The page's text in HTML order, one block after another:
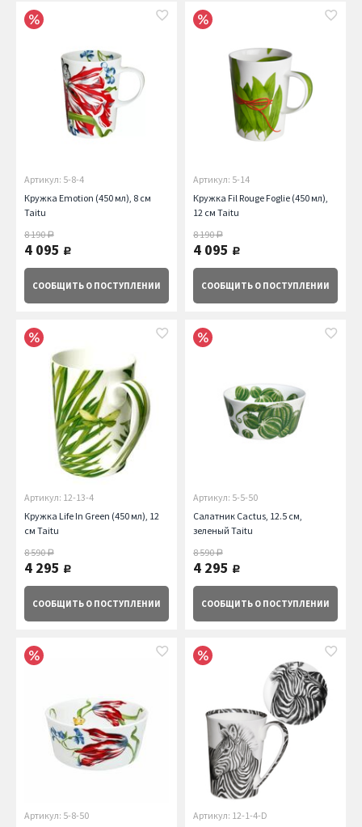
Артикул: 5-8-4
Кружка Emotion (450 мл), 8 см
Taitu
8 190руб.
4 095 руб.
СООБЩИТЬ О ПОСТУПЛЕНИИ
Артикул: 5-14
Кружка Fil Rouge Foglie (450 мл),
12 см Taitu
8 190руб.
4 095 руб.
СООБЩИТЬ О ПОСТУПЛЕНИИ
Артикул: 12-13-4
Кружка Life In Green (450 мл), 12
см Taitu
8 590руб.
4 295 руб.
СООБЩИТЬ О ПОСТУПЛЕНИИ
Артикул: 5-5-50
Салатник Cactus, 12.5 см,
зеленый Taitu
8 590руб.
4 295 руб.
СООБЩИТЬ О ПОСТУПЛЕНИИ
Артикул: 5-8-50
Артикул: 12-1-4-D